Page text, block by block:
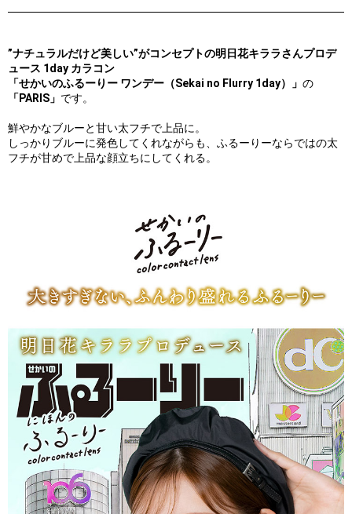
”ナチュラルだけど美しい”がコンセプトの明日花キララさんプロデ
ュース 1day カラコン
「せかいのふるーりー ワンデー（Sekai no Flurry 1day）」 の
「PARIS」 です。
鮮やかなブルーと甘い太フチで上品に。
しっかりブルーに発色してくれながらも、ふるーりーならではの太
フチが甘めで上品な顔立ちにしてくれる。